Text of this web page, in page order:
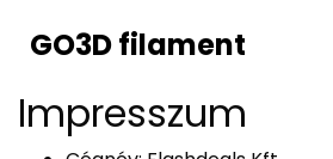
GO3D filament
Impresszum